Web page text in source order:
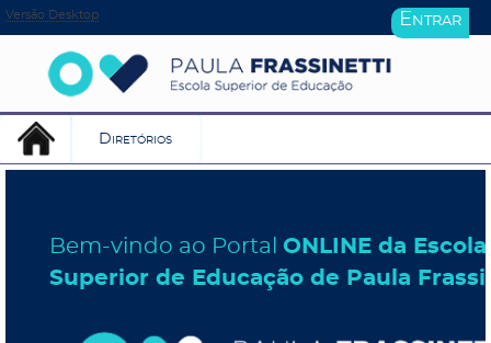
Versão Desktop Entrar
Diretórios
Bem-vindo ao Portal ONLINE da Escola
Superior de Educação de Paula